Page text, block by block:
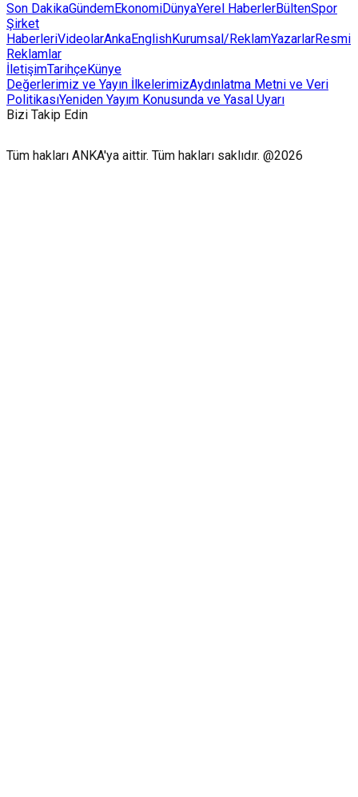
Son DakikaGündemEkonomiDünyaYerel HaberlerBültenSpor
Şirket
HaberleriVideolarAnkaEnglishKurumsal/ReklamYazarlarResmi
Reklamlar
İletişimTarihçeKünye
Değerlerimiz ve Yayın İlkelerimizAydınlatma Metni ve Veri
PolitikasıYeniden Yayım Konusunda ve Yasal Uyarı
Bizi Takip Edin
Tüm hakları ANKA'ya aittir. Tüm hakları saklıdır. @2026